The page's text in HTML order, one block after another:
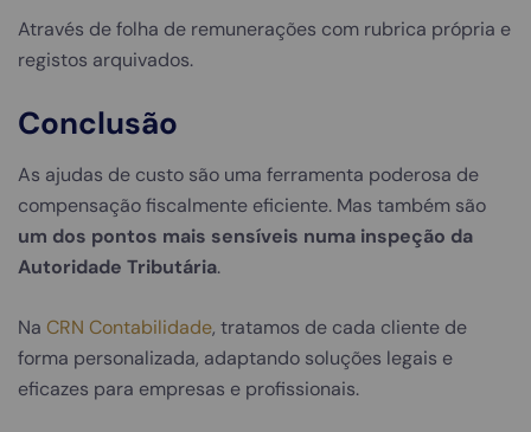
Através de folha de remunerações com rubrica própria e
registos arquivados.
Conclusão
As ajudas de custo são uma ferramenta poderosa de
compensação fiscalmente eficiente. Mas também são
um dos pontos mais sensíveis numa inspeção da
Autoridade Tributária.
Na CRN Contabilidade, tratamos de cada cliente de
forma personalizada, adaptando soluções legais e
eficazes para empresas e profissionais.